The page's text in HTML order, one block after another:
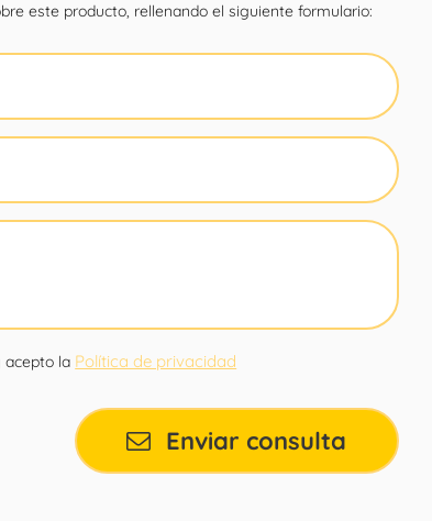
este producto, rellenando el siguiente formulario:
acepto la Política de privacidad
Enviar consulta